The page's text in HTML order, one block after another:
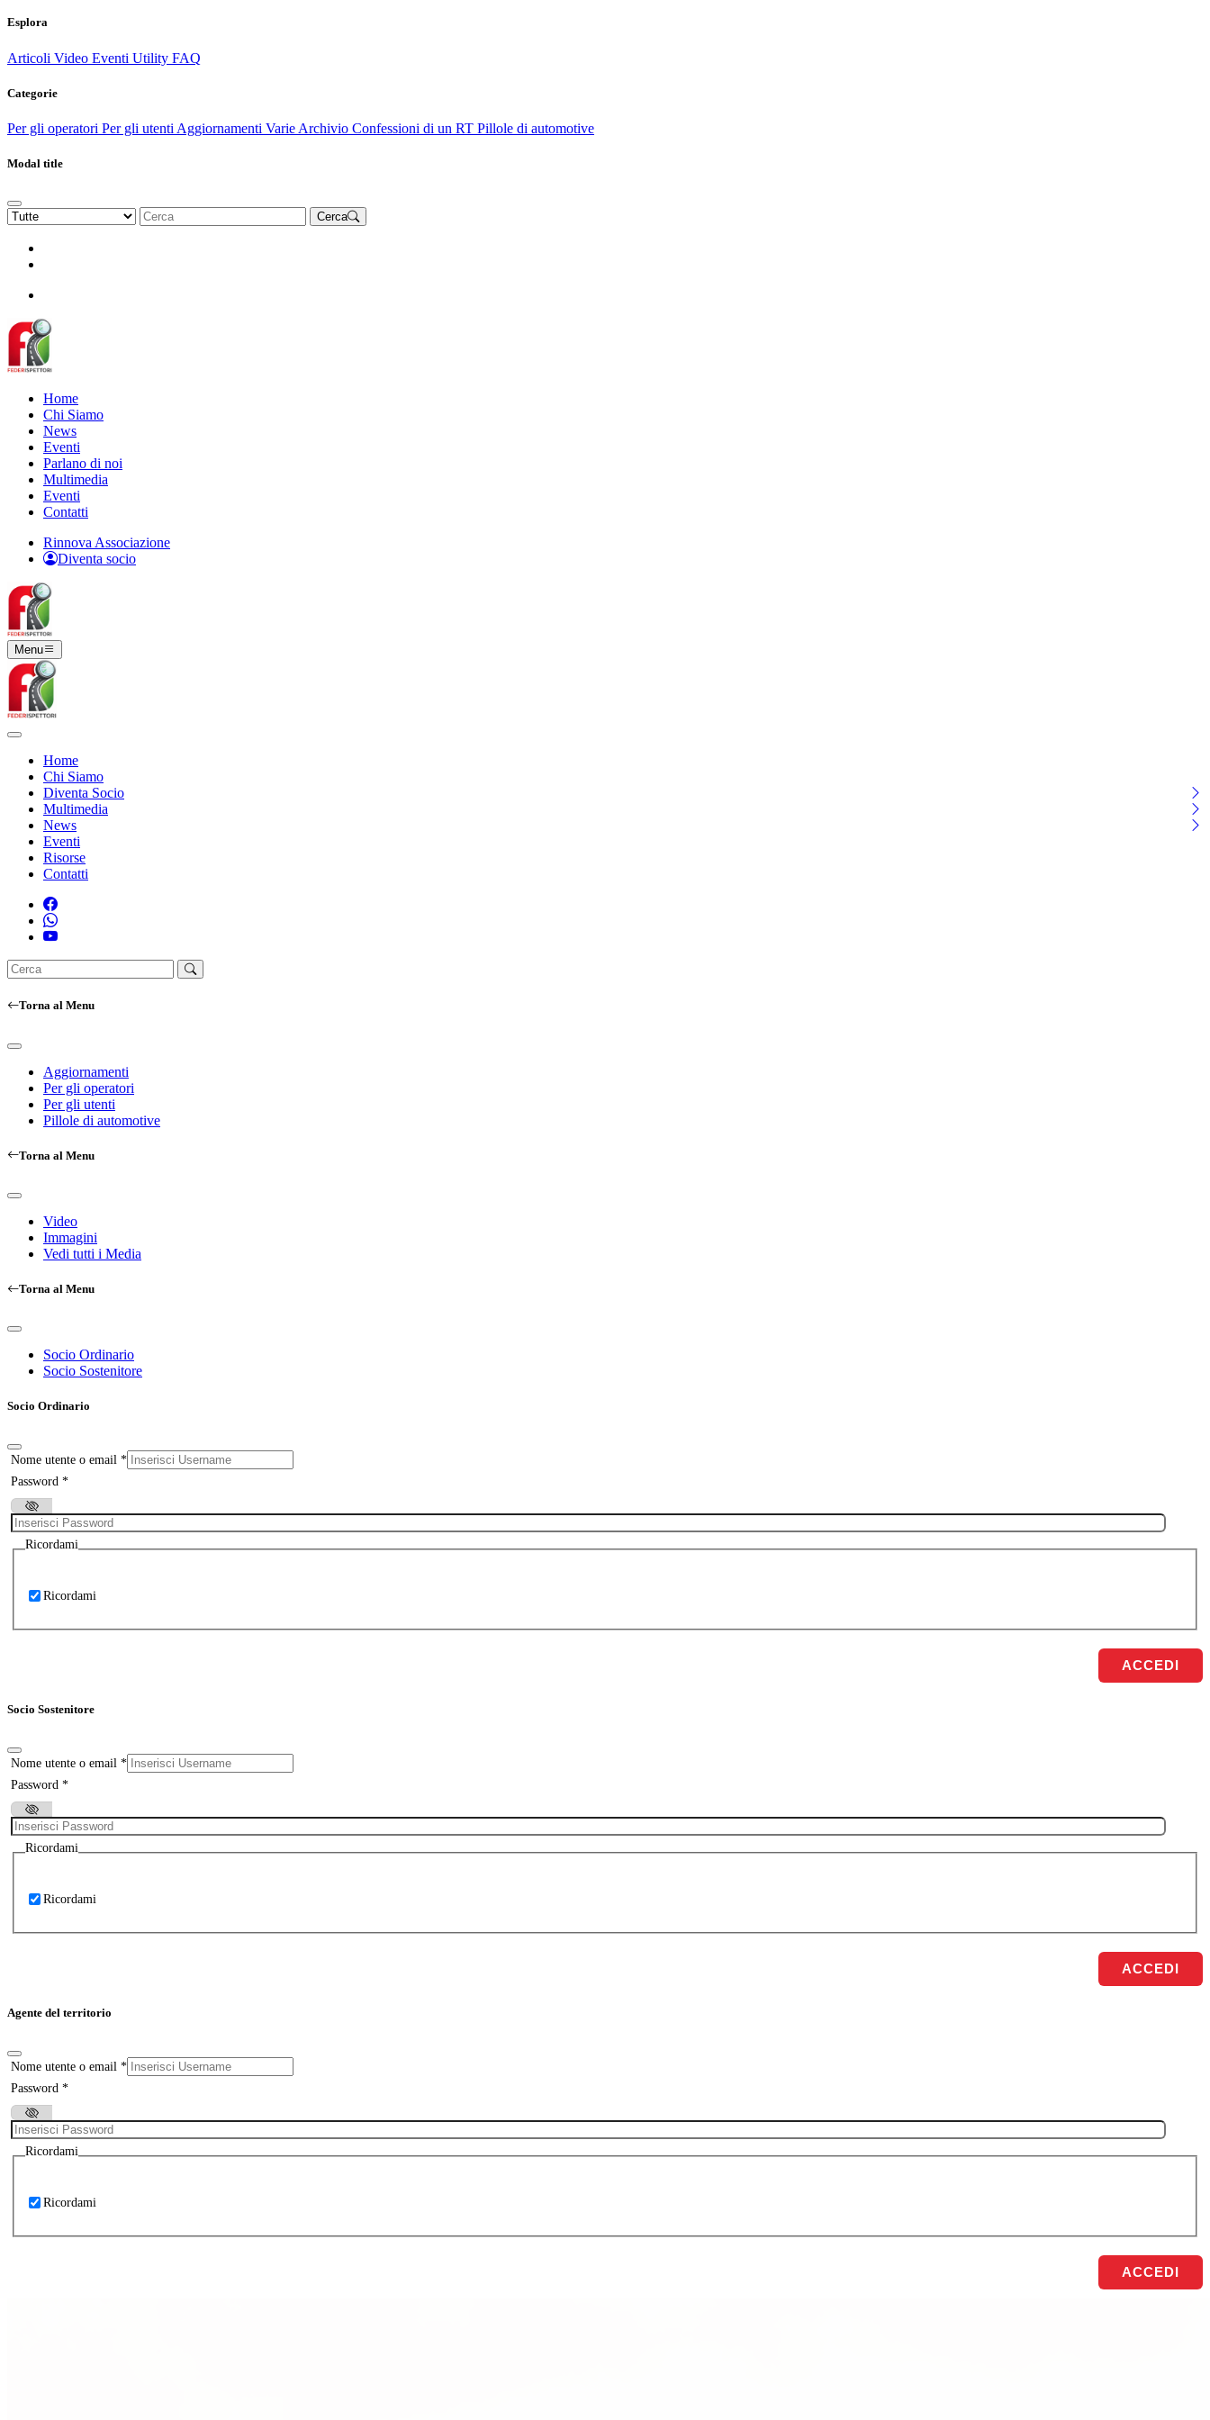
Esplora
Articoli Video Eventi Utility FAQ
Categorie
Per gli operatori Per gli utenti Aggiornamenti Varie Archivio Confessioni di un RT Pillole di automotive
Modal title
Cerca
Home
Chi Siamo
News
Eventi
Parlano di noi
Multimedia
Eventi
Contatti
Rinnova Associazione
Diventa socio
Menu
Home
Chi Siamo
Diventa Socio
Multimedia
News
Eventi
Risorse
Contatti
Torna al Menu
Aggiornamenti
Per gli operatori
Per gli utenti
Pillole di automotive
Torna al Menu
Video
Immagini
Vedi tutti i Media
Torna al Menu
Socio Ordinario
Socio Sostenitore
Socio Ordinario
Nome utente o email *
Password *
Ricordami
Ricordami
ACCEDI
Socio Sostenitore
Nome utente o email *
Password *
Ricordami
Ricordami
ACCEDI
Agente del territorio
Nome utente o email *
Password *
Ricordami
Ricordami
ACCEDI